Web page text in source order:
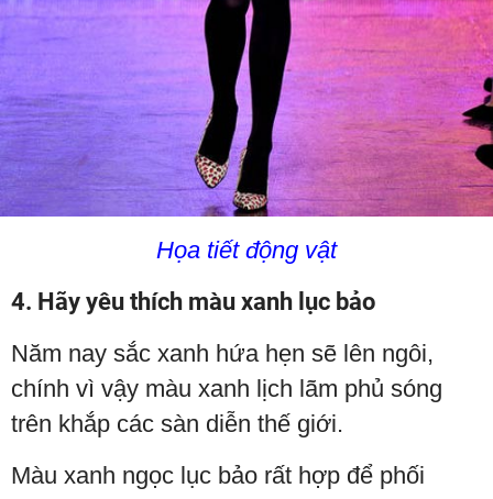
Họa tiết động vật
4. Hãy yêu thích màu xanh lục bảo
Năm nay sắc xanh hứa hẹn sẽ lên ngôi,
chính vì vậy màu xanh lịch lãm phủ sóng
trên khắp các sàn diễn thế giới.
Màu xanh ngọc lục bảo rất hợp để phối